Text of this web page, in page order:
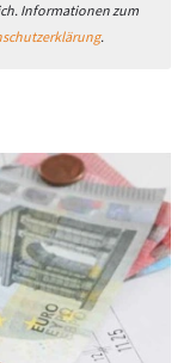
Informationen zum
.